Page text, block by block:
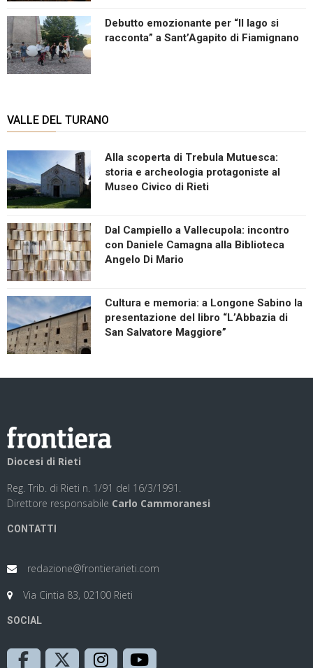
Debutto emozionante per “Il lago si
racconta” a Sant’Agapito di Fiamignano
VALLE DEL TURANO
Alla scoperta di Trebula Mutuesca:
storia e archeologia protagoniste al
Museo Civico di Rieti
Dal Campiello a Vallecupola: incontro
con Daniele Camagna alla Biblioteca
Angelo Di Mario
Cultura e memoria: a Longone Sabino la
presentazione del libro “L’Abbazia di
San Salvatore Maggiore”
Diocesi di Rieti
Reg. Trib. di Rieti n. 1/91 del 16/3/1991.
Direttore responsabile Carlo Cammoranesi
CONTATTI
redazione@frontierarieti.com
Via Cintia 83, 02100 Rieti
SOCIAL